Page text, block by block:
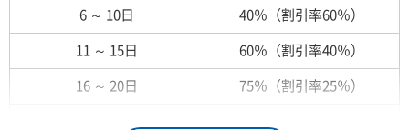
6 ～ 10日 40％（割引率60％）
11 ～ 15日 60％（割引率40％）
16 ～ 20日 75％（割引率25％）